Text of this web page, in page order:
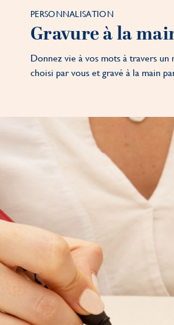
PERSONNALISATION
Gravure à la
Donnez vie à vos mots à travers un
choisi par vous et gravé à la main